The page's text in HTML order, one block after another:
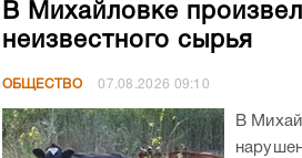
В Михайловке
неизвестного сырья
ОБЩЕСТВО 07.08.2026 09:10
В